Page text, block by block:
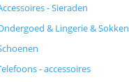
- Sieraden
& Lingerie & Sokken
- accessoires